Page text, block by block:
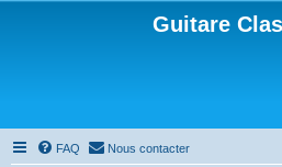
Guitare
FAQ Nous contacter